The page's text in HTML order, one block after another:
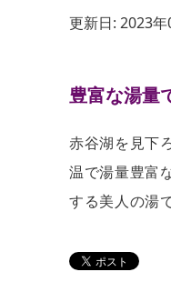
更新日: 2023年
豊富な湯量
赤谷湖を見下
温で湯量豊富
する美人の湯